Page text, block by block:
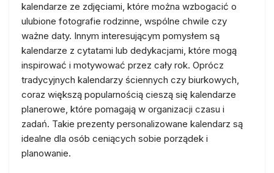
kalendarze ze zdjęciami, które można wzbogacić o
ulubione fotografie rodzinne, wspólne chwile czy
ważne daty. Innym interesującym pomysłem są
kalendarze z cytatami lub dedykacjami, które mogą
inspirować i motywować przez cały rok. Oprócz
tradycyjnych kalendarzy ściennych czy biurkowych,
coraz większą popularnością cieszą się kalendarze
planerowe, które pomagają w organizacji czasu i
zadań. Takie prezenty personalizowane kalendarz są
idealne dla osób ceniących sobie porządek i
planowanie.